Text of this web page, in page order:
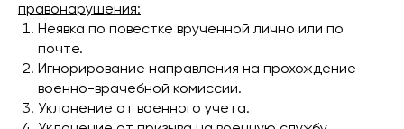
правонарушения:
Неявка по повестке врученной лично или по
почте.
Игнорирование направления на прохождение
военно-врачебной комиссии.
Уклонение от военного учета.